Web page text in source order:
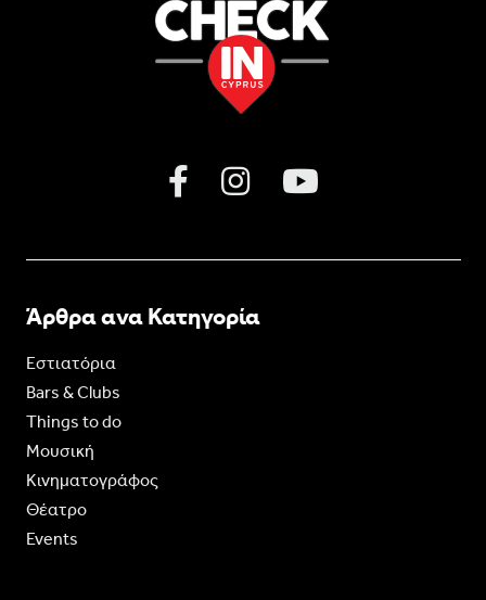
Άρθρα ανα Κατηγορία
Εστιατόρια
Bars & Clubs
Things to do
Moυσική
Κινηματογράφος
Θέατρο
Events